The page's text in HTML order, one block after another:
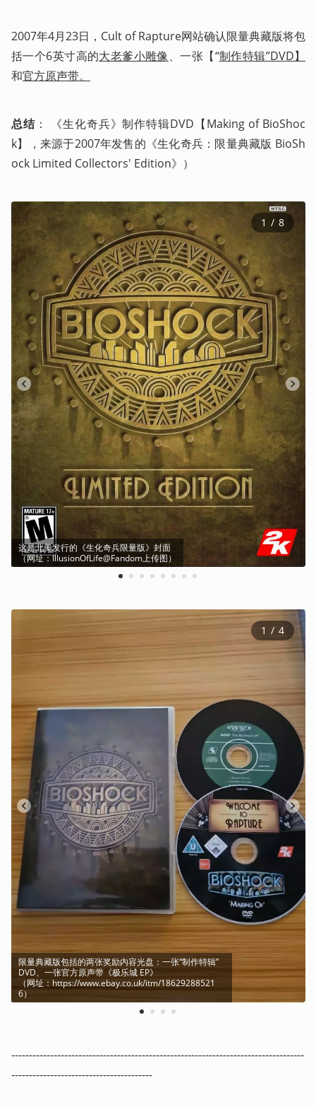
2007年4月23日，Cult of Rapture网站确认限量典藏版将包
括一个6英寸高的大老爹小雕像、一张【“制作特辑”DVD】
和官方原声带。
总结： 《生化奇兵》制作特辑DVD【Making of BioShoc
k】，来源于2007年发售的《生化奇兵：限量典藏版 BioSh
ock Limited Collectors' Edition》）
这是北美发行的《生化奇兵限量版》封面
（网址：IllusionOfLife@Fandom上传图）
1 2 3 4 5 6 7 8
1 / 8
限量典藏版包括的两张奖励内容光盘：一张“制作特辑”
DVD、一张官方原声带《极乐城 EP》
（网址：https://www.ebay.co.uk/itm/18629288521
6）
1 2 3 4
1 / 4
-----------------------------------------------------------------------------------
----------------------------------------